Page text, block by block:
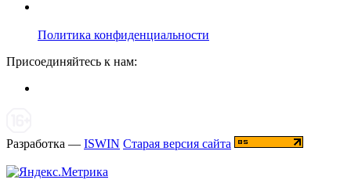
Политика конфиденциальности
Присоединяйтесь к нам:
Разработка — ISWIN Старая версия сайта